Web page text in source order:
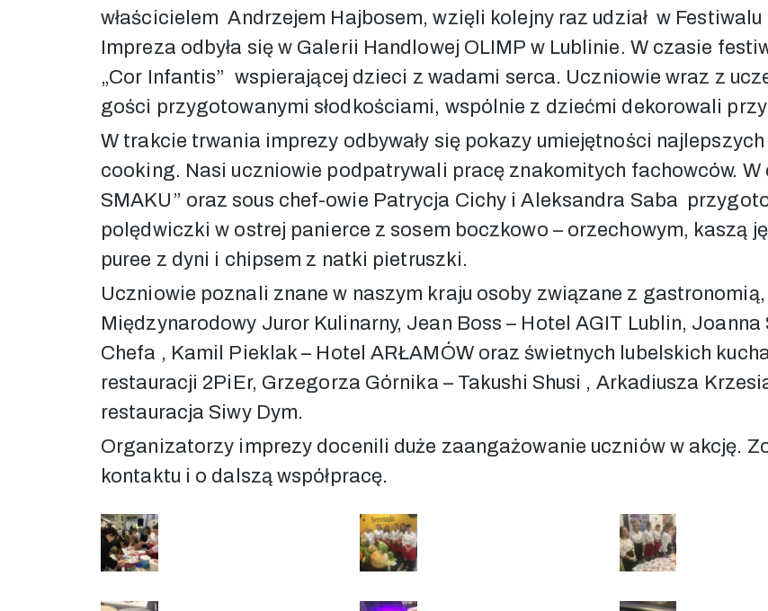
właścicielem Andrzejem Hajbosem, wzięli kolejny raz udział w
Impreza odbyła się w Galerii Handlowej OLIMP w Lublinie. W czasie
„Cor Infantis” wspierającej dzieci z wadami serca. Uczniowie wraz z
gości przygotowanymi słodkościami, wspólnie z dziećmi dekorowali
W trakcie trwania imprezy odbywały się pokazy umiejętności
cooking. Nasi uczniowie podpatrywali pracę znakomitych fachowców. W
SMAKU” oraz sous chef-owie Patrycja Cichy i Aleksandra Saba
polędwiczki w ostrej panierce z sosem boczkowo – orzechowym, kaszą
puree z dyni i chipsem z natki pietruszki.
Uczniowie poznali znane w naszym kraju osoby związane z
Międzynarodowy Juror Kulinarny, Jean Boss – Hotel AGIT Lublin,
Chefa , Kamil Pieklak – Hotel ARŁAMÓW oraz świetnych lubelskich
restauracji 2PiEr, Grzegorza Górnika – Takushi Shusi , Arkadiusza
restauracja Siwy Dym.
Organizatorzy imprezy docenili duże zaangażowanie uczniów w akcję.
kontaktu i o dalszą współpracę.